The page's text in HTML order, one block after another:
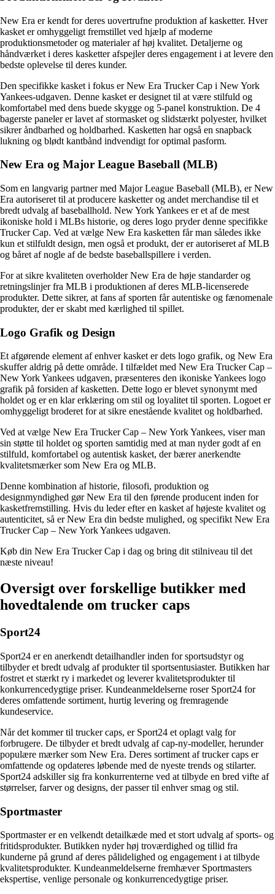
New Era er kendt for deres uovertrufne produktion af kasketter. Hver
kasket er omhyggeligt fremstillet ved hjælp af moderne
produktionsmetoder og materialer af høj kvalitet. Detaljerne og
håndværket i deres kasketter afspejler deres engagement i at levere den
bedste oplevelse til deres kunder.
Den specifikke kasket i fokus er New Era Trucker Cap i New York
Yankees-udgaven. Denne kasket er designet til at være stilfuld og
komfortabel med dens buede skygge og 5-panel konstruktion. De 4
bagerste paneler er lavet af stormasket og slidstærkt polyester, hvilket
sikrer åndbarhed og holdbarhed. Kasketten har også en snapback
lukning og blødt kantbånd indvendigt for optimal pasform.
New Era og Major League Baseball (MLB)
Som en langvarig partner med Major League Baseball (MLB), er New
Era autoriseret til at producere kasketter og andet merchandise til et
bredt udvalg af baseballhold. New York Yankees er et af de mest
ikoniske hold i MLBs historie, og deres logo pryder denne specifikke
Trucker Cap. Ved at vælge New Era kasketten får man således ikke
kun et stilfuldt design, men også et produkt, der er autoriseret af MLB
og båret af nogle af de bedste baseballspillere i verden.
For at sikre kvaliteten overholder New Era de høje standarder og
retningslinjer fra MLB i produktionen af deres MLB-licenserede
produkter. Dette sikrer, at fans af sporten får autentiske og fænomenale
produkter, der er skabt med kærlighed til spillet.
Logo Grafik og Design
Et afgørende element af enhver kasket er dets logo grafik, og New Era
skuffer aldrig på dette område. I tilfældet med New Era Trucker Cap –
New York Yankees udgaven, præsenteres den ikoniske Yankees logo
grafik på forsiden af kasketten. Dette logo er blevet synonymt med
holdet og er en klar erklæring om stil og loyalitet til sporten. Logoet er
omhyggeligt broderet for at sikre enestående kvalitet og holdbarhed.
Ved at vælge New Era Trucker Cap – New York Yankees, viser man
sin støtte til holdet og sporten samtidig med at man nyder godt af en
stilfuld, komfortabel og autentisk kasket, der bærer anerkendte
kvalitetsmærker som New Era og MLB.
Denne kombination af historie, filosofi, produktion og
designmyndighed gør New Era til den førende producent inden for
kasketfremstilling. Hvis du leder efter en kasket af højeste kvalitet og
autenticitet, så er New Era din bedste mulighed, og specifikt New Era
Trucker Cap – New York Yankees udgaven.
Køb din New Era Trucker Cap i dag og bring dit stilniveau til det
næste niveau!
Oversigt over forskellige butikker med
hovedtalende om trucker caps
Sport24
Sport24 er en anerkendt detailhandler inden for sportsudstyr og
tilbyder et bredt udvalg af produkter til sportsentusiaster. Butikken har
fostret et stærkt ry i markedet og leverer kvalitetsprodukter til
konkurrencedygtige priser. Kundeanmeldelserne roser Sport24 for
deres omfattende sortiment, hurtig levering og fremragende
kundeservice.
Når det kommer til trucker caps, er Sport24 et oplagt valg for
forbrugere. De tilbyder et bredt udvalg af cap-ny-modeller, herunder
populære mærker som New Era. Deres sortiment af trucker caps er
omfattende og opdateres løbende med de nyeste trends og stilarter.
Sport24 adskiller sig fra konkurrenterne ved at tilbyde en bred vifte af
størrelser, farver og designs, der passer til enhver smag og stil.
Sportmaster
Sportmaster er en velkendt detailkæde med et stort udvalg af sports- og
fritidsprodukter. Butikken nyder høj troværdighed og tillid fra
kunderne på grund af deres pålidelighed og engagement i at tilbyde
kvalitetsprodukter. Kundeanmeldelserne fremhæver Sportmasters
ekspertise, venlige personale og konkurrencedygtige priser.